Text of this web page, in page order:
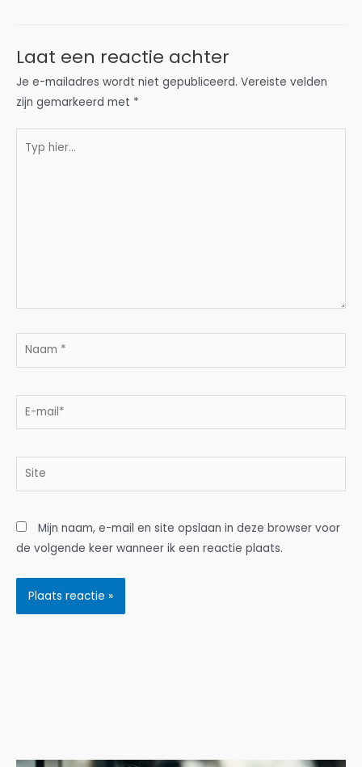
Laat een reactie achter
Je e-mailadres wordt niet gepubliceerd. Vereiste velden
zijn gemarkeerd met *
hier...
Naam
E-
Site
Mijn naam, e-mail en site opslaan in deze browser voor
de volgende keer wanneer ik een reactie plaats.